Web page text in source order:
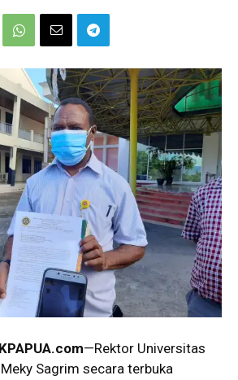
—Rektor Universitas
Sagrim secara terbuka